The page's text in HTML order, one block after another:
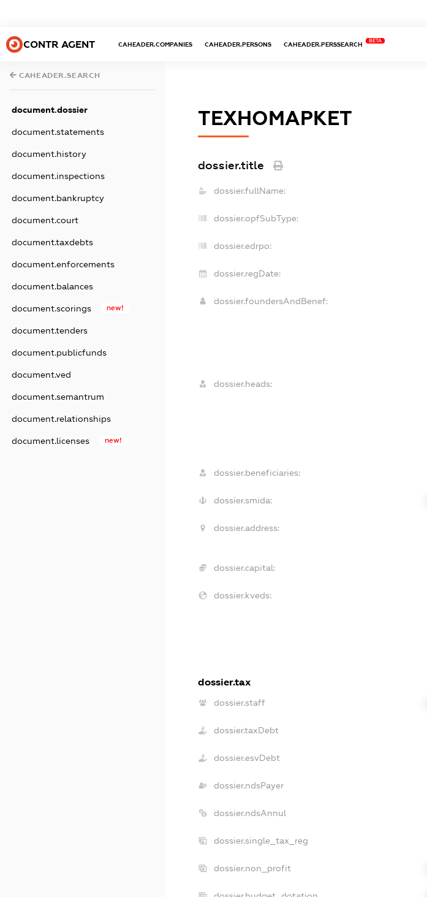
CONTR AGENT CAHEADER.COMPANIES CAHEADER.PERSONS CAHEADER.PERSSEARCH
BETA
CAHEADER.SEARCH
document.dossier
document.statements
document.history
document.inspections
document.bankruptcy
document.court
document.taxdebts
document.enforcements
document.balances
document.scorings new!
document.tenders
document.publicfunds
document.ved
document.semantrum
document.relationships
document.licenses new!
ТЕХНОМАРКЕТ
dossier.title
dossier.fullName:
dossier.opfSubType:
dossier.edrpo:
dossier.regDate:
dossier.foundersAndBenef:
dossier.heads:
dossier.beneficiaries:
dossier.smida:
dossier.address:
dossier.capital:
dossier.kveds:
dossier.tax
dossier.staff
dossier.taxDebt
dossier.esvDebt
dossier.ndsPayer
dossier.ndsAnnul
dossier.single_tax_reg
dossier.non_profit